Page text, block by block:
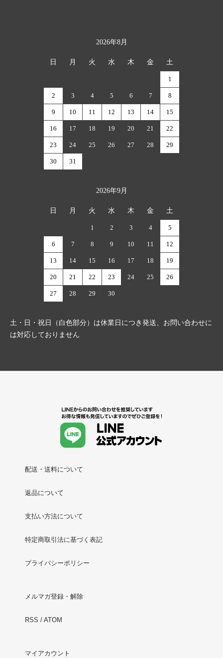
2026年8月
日 月 火 水 木 金 土
1
2 3 4 5 6 7 8
9 10 11 12 13 14 15
16 17 18 19 20 21 22
23 24 25 26 27 28 29
30 31
2026年9月
日 月 火 水 木 金 土
1 2 3 4 5
6 7 8 9 10 11 12
13 14 15 16 17 18 19
20 21 22 23 24 25 26
27 28 29 30
土・日・祝日（白色部分）は休業日につき発送、お問い合わせに
は対応しておりません
配送・送料について
返品について
支払い方法について
特定商取引法に基づく表記
プライバシーポリシー
メルマガ登録・解除
RSS / ATOM
マイアカウント